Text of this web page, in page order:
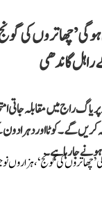
’چھاتروں کی
گاندھی
راج میں مقابلہ جاتی
کریں گے۔ کوٹا اور
جا رہا ہے۔